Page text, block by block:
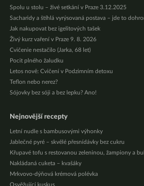
Spolu u stolu – živé setkání v Praze 3.12.2025
Sacharidy a štíhlá vyrýsovaná postava – jde to
Jak nakupovat bez igelitových tašek
Živý kurz vaření v Praze 9. 8. 2026
Cvičenie nestačilo (Jarka, 68 let)
Pocit plného žaludku
Letos nově: Cvičení v Podzimním detoxu
Teflon nebo nerez?
Sójovky bez sóji a bez lepku? Ano!
Nejnovější recepty
Letní nudle s bambusovými výhonky
Jablečné pyré – skvělé přesnídávky bez cukru
Křupavé tofu s restovanou zeleninou, žampiony a
Nakládaná cuketa – kvašáky
Mrkvovo-dýňová krémová polévka
Osvěžující kuskus